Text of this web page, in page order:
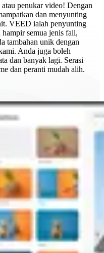
penukar video! Dengan
dan menyunting
VEED ialah penyunting
hampir semua jenis fail,
tambahan unik dengan
Anda juga boleh
dan banyak lagi. Serasi
dan peranti mudah alih.